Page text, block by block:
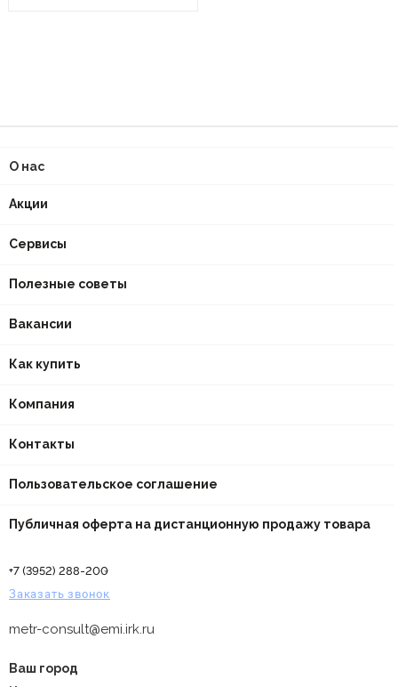
О нас
Акции
Сервисы
Полезные советы
Вакансии
Как купить
Компания
Контакты
Пользовательское соглашение
Публичная оферта на дистанционную продажу товара
+7 (3952) 288-200
Заказать звонок
metr-consult@emi.irk.ru
Ваш город